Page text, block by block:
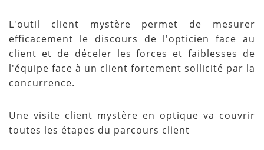
L'outil client mystère permet de mesurer
efficacement le discours de l'opticien face au
client et de déceler les forces et faiblesses de
l'équipe face à un client fortement sollicité par la
concurrence.
Une visite client mystère en optique va couvrir
toutes les étapes du parcours client